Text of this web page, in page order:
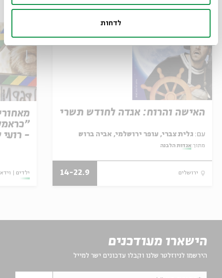
לדחות
עוד בבית אבי חי
האישה והרוח: אגדה לחודש תשרי
עם:
מתוך:אגדות הלבנה
ירושלים 14-22.9
- רועי
ילדים
הישארו מעודכנים
הירשמו לניוזלטר שלנו וקבלו עדכונים ישר למייל